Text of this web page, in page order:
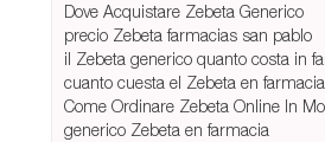
Dove Acquistare Zebeta Generico
precio Zebeta farmacias san pablo
il Zebeta generico quanto costa in
cuanto cuesta el Zebeta en farmacia
Come Ordinare Zebeta Online In
generico Zebeta en farmacia